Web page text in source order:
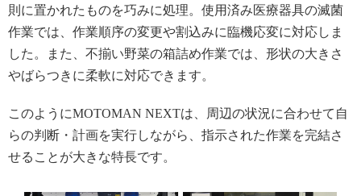
則に置かれたものを巧みに処理。使用済み医療器具の滅菌
作業では、作業順序の変更や割込みに臨機応変に対応しま
した。また、不揃い野菜の箱詰め作業では、形状の大きさ
やばらつきに柔軟に対応できます。
このようにMOTOMAN NEXTは、周辺の状況に合わせて自
らの判断・計画を実行しながら、指示された作業を完結さ
せることが大きな特長です。